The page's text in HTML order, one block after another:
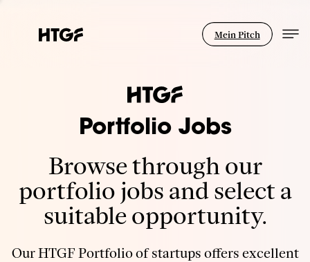
Mein Pitch
Portfolio Jobs
Browse through our
portfolio jobs and select a
suitable opportunity.
Our HTGF Portfolio of startups offers excellent